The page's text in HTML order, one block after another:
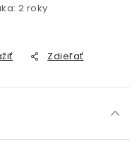
: 2 roky
Zdieľať